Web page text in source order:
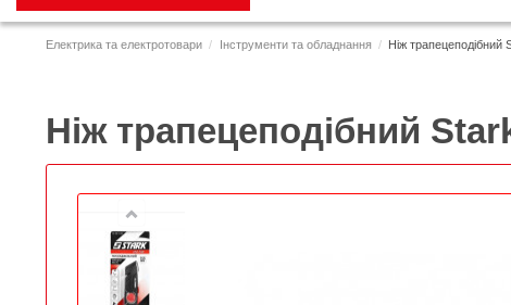
Електрика та електротовари Інструменти та обладнання Ніж
Ніж трапецеподібний